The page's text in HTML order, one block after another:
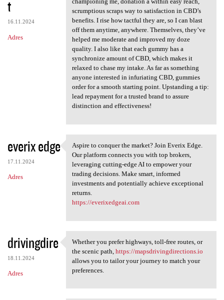
t
16.11.2024
Adres
scrumptious scraps way to satisfaction in CBD’s
benefits. I rise how tactful they are, so I can blast
off them anytime, anywhere. Themselves, they’ve
helped me moderate and improved my doze
quality. I also like that each gummy has a
synchronize amount of CBD, which makes it
relaxed to chase my intake. As far as something
anyone interested in infuriating CBD, gummies
order for a smooth starting point. Upstanding a tip:
lead repayment for a trusted brand to assure
distinction and effectiveness!
everix edge
17.11.2024
Adres
Aspire to conquer the market?
Aspire to conquer the market? Join Everix Edge.
Our platform connects you with top brokers,
leveraging cutting-edge AI to empower your
trading decisions. Make smart, informed
investments and potentially achieve exceptional
returns.
https://everixedgeai.com
drivingdire
18.11.2024
Adres
Whether you prefer highways,
Whether you prefer highways, toll-free routes, or
the scenic path, https://mapsdrivingdirections.io
allows you to tailor your journey to match your
preferences.